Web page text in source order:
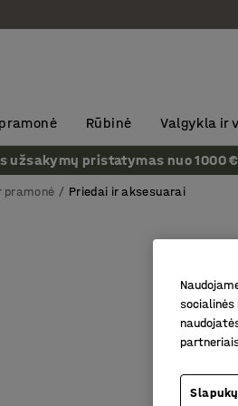
Rūbinė Valgykla ir
užsakymų pristatymas nuo 1000
pramonė Priedai ir aksesuarai
socialinės